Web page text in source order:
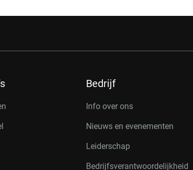
Bedrijf
Info over ons
Nieuws en evenementen
Leiderschap
Bedrijfsverantwoordelijkheid